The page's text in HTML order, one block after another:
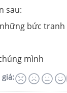
sau:
bức tranh
mình